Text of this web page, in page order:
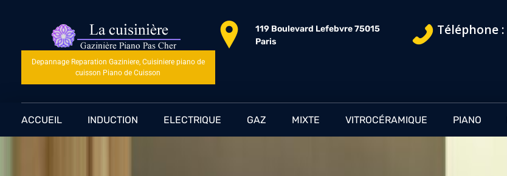
Depannage Reparation Gaziniere, Cuisiniere piano de
cuisson Piano de Cuisson
119 Boulevard Lefebvre 75015
Paris
Téléphone :
ACCUEIL INDUCTION ELECTRIQUE GAZ MIXTE VITROCÉRAMIQUE PIANO